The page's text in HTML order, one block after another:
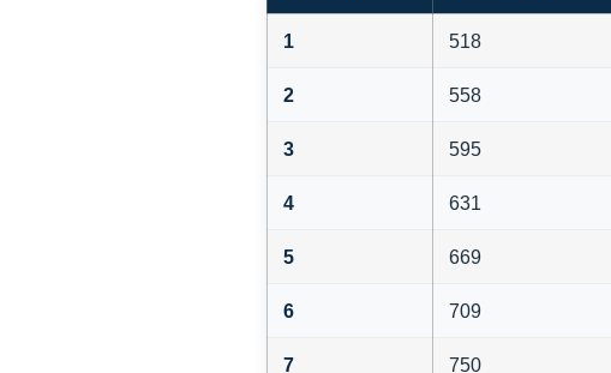
1 518
2 558
3 595
4 631
5 669
6 709
7 750